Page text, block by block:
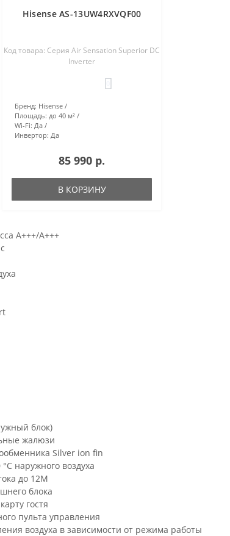
Hisense AS-13UW4RXVQF00
Код товара: Серия Air Sensation Superior DC
Inverter
Бренд: Hisense
Площадь: до 40 м²
Wi-Fi: Да
Инвертор: Да
85 990 р.
В КОРЗИНУ
А+++/A+++
блок)
жалюзи
Silver ion fin
наружного воздуха
до 12М
блока
гостя
пульта управления
воздуха в зависимости от режима работы